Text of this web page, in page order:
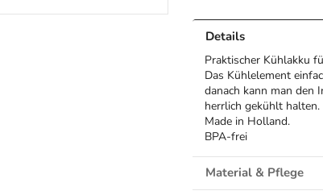
Details
Praktischer Kühlakku
Das Kühlelement
danach kann man den
herrlich gekühlt halten.
Made in Holland.
BPA-frei
Material & Pflege